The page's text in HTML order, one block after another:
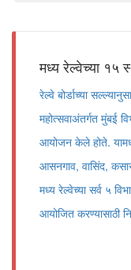
मध्य रेल्वेच्या १५
रेल्वे बोर्डाच्या
महोत्सवाअंतर्गत मुंबई
आयोजन केले होते.
आसनगाव, वासिंद,
मध्य रेल्वेच्या सर्व ५
आयोजित करण्यासाठी